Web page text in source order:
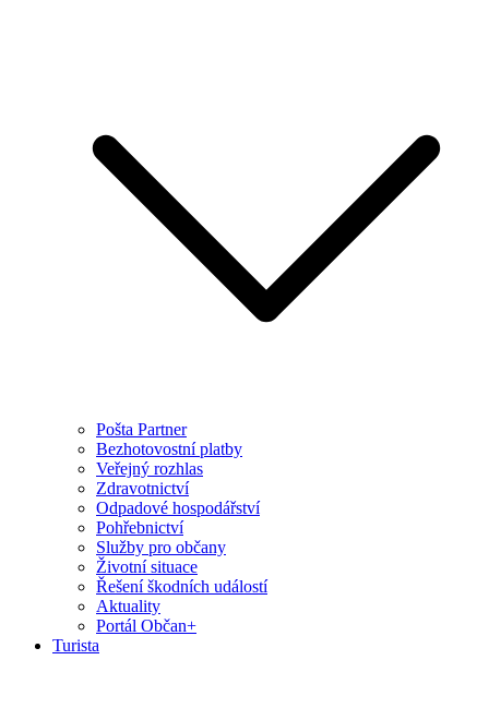
Pošta Partner
Bezhotovostní platby
Veřejný rozhlas
Zdravotnictví
Odpadové hospodářství
Pohřebnictví
Služby pro občany
Životní situace
Řešení škodních událostí
Aktuality
Portál Občan+
Turista